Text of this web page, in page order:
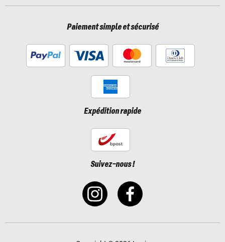
Paiement simple et sécurisé
Expédition rapide
Suivez-nous !